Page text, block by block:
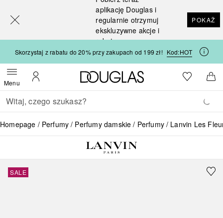
aplikację Douglas i
regularnie otrzymuj
ekskluzywne akcje i
rabaty
POKAŻ
Skorzystaj z rabatu do 20% przy zakupach od 199 zł! Kod:HOT
MenuOtwórz menuMoje konto
Strona główna Douglas
Do listyDo
Wracać
Wykonaj wyszukiwanie
Homepage Perfumy Perfumy damskie Perfumy Lanvin Les
SALE
[navigation.slideout.screenreader]